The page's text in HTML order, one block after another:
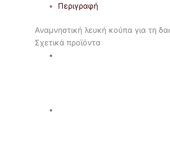
Περιγραφή
Αναμνηστική λευκή κούπα για τη
Σχετικά προϊόντα